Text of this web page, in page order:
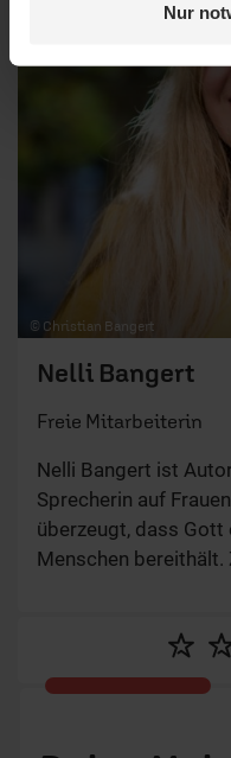
Nur
© Christian Bangert
Nelli Bangert
Freie Mitarbeiterin
Nelli Bangert ist
Sprecherin auf
überzeugt, dass Gott
Menschen bereithält.